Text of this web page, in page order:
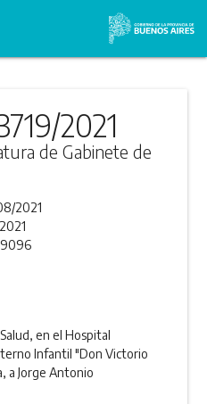
2021
de Gabinete de
2021
en el Hospital
Infantil "Don Victorio
a Jorge Antonio